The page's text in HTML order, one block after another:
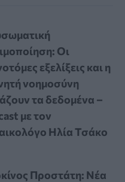
Οι
εξελίξεις και η
νοημοσύνη
τα δεδομένα –
με τον
Ηλία Τσάκο
Προστάτη: Νέα